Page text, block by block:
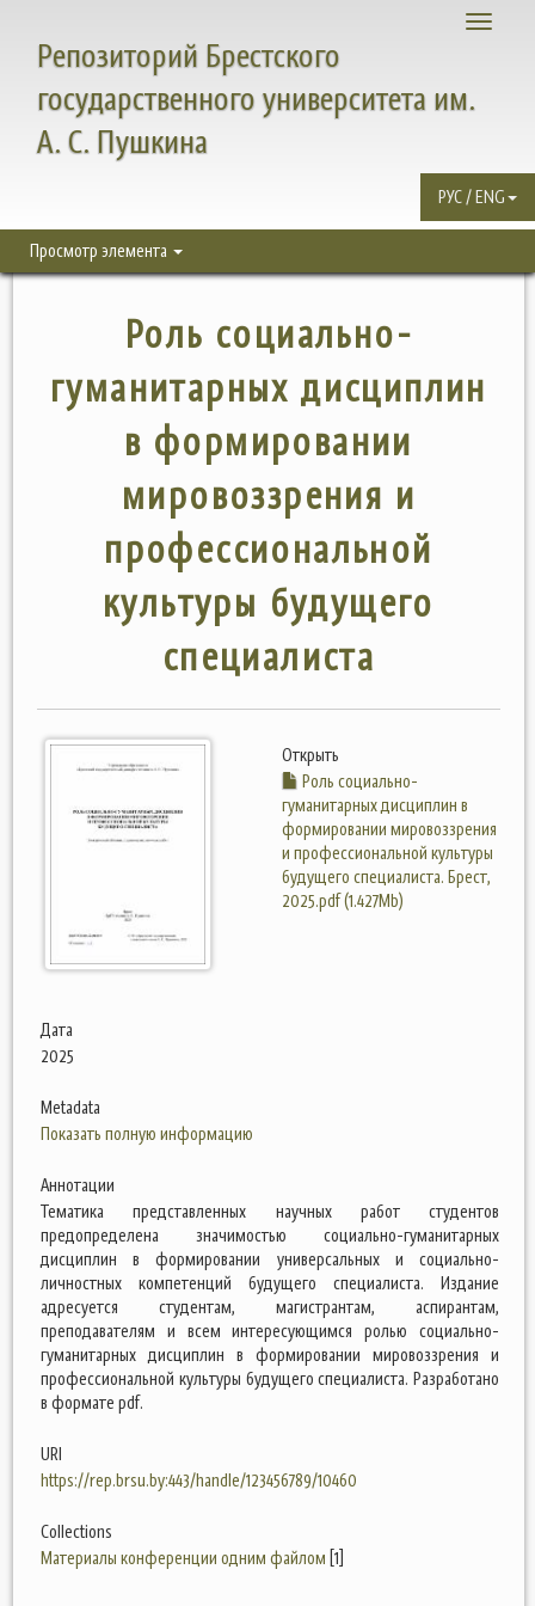
Toggle
Репозиторий Брестского
государственного университета им.
А. С. Пушкина
РУС / ENG
Просмотр элемента
Роль социально-
гуманитарных дисциплин
в формировании
мировоззрения и
профессиональной
культуры будущего
специалиста
Открыть
Роль социально-
гуманитарных дисциплин в
формировании мировоззрения
и профессиональной культуры
будущего специалиста. Брест,
2025.pdf (1.427Mb)
Дата
2025
Metadata
Показать полную информацию
Аннотации
Тематика представленных научных работ студентов
предопределена значимостью социально-гуманитарных
дисциплин в формировании универсальных и социально-
личностных компетенций будущего специалиста. Издание
адресуется студентам, магистрантам, аспирантам,
преподавателям и всем интересующимся ролью социально-
гуманитарных дисциплин в формировании мировоззрения и
профессиональной культуры будущего специалиста. Разработано
в формате pdf.
URI
https://rep.brsu.by:443/handle/123456789/10460
Collections
Материалы конференции одним файлом [1]